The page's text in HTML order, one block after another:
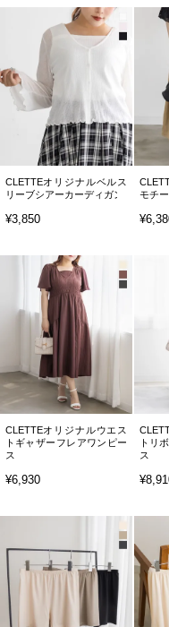
CLETTEオリジナルベルス
リーブシアーカーディガン
¥3,850
モチ
CLETTEオリジナルウエス
トギャザーフレアワンピー
ス
¥6,930
トリ
ス